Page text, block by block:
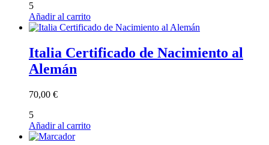
5
Añadir al carrito
Italia Certificado de Nacimiento al
Alemán
70,00 €
5
Añadir al carrito